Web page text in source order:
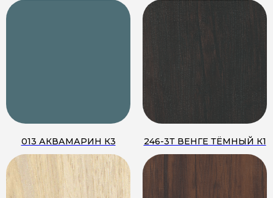
013 АКВАМАРИН К3 246-3Т ВЕНГЕ ТЁМНЫЙ К1